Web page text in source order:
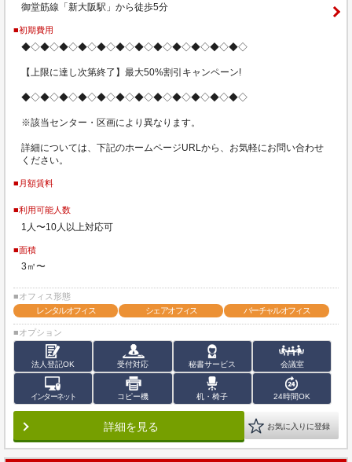
御堂筋線「新大阪駅」から徒歩5分
■初期費用
◆◇◆◇◆◇◆◇◆◇◆◇◆◇◆◇◆◇◆◇◆◇◆◇
【上限に達し次第終了】最大50%割引キャンペーン!
◆◇◆◇◆◇◆◇◆◇◆◇◆◇◆◇◆◇◆◇◆◇◆◇
※該当センター・区画により異なります。
詳細については、下記のホームページURLから、お気軽にお問い合わせ
ください。
■月額賃料
■利用可能人数
1人〜10人以上対応可
■面積
3㎡〜
■オフィス形態
レンタルオフィス
シェアオフィス バーチャルオフィス
■オプション
法人登記OK 受付対応 秘書サービス 会議室
インターネット コピー機 机・椅子 24時間OK
詳細を見る お気に入りに登録